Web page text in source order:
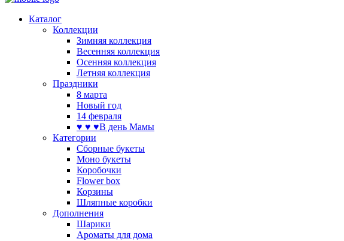
Каталог
Коллекции
Зимняя коллекция
Весенняя коллекция
Осенняя коллекция
Летняя коллекция
Праздники
8 марта
Новый год
14 февраля
♥ ♥ ♥В день Мамы
Категории
Сборные букеты
Моно букеты
Коробочки
Flower box
Корзины
Шляпные коробки
Дополнения
Шарики
Ароматы для дома